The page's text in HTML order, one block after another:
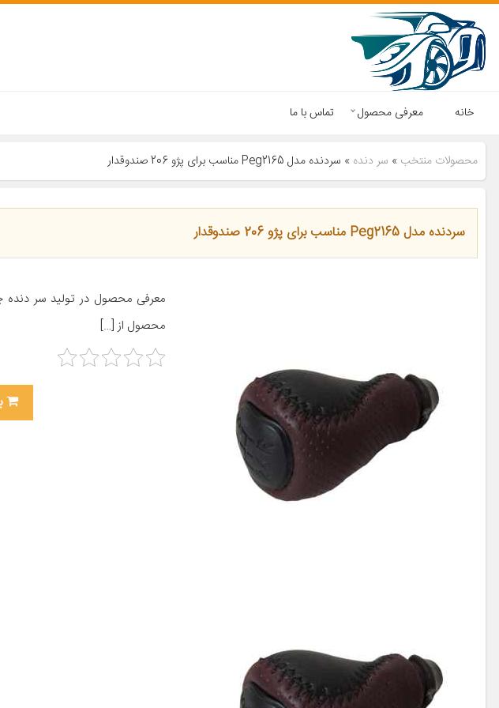
خانه معرفی محصول تماس با ما
محصولات منتخب » سر دنده » سردنده مدل Peg2165 مناسب برای پژو 206 صندوقدار
سردنده مدل Peg2165 مناسب برای پژو 206 صندوقدار
معرفی محصول در تولید سر دنده
محصول از […]